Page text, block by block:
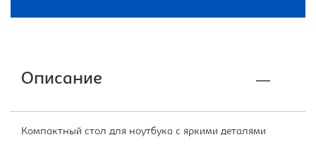
Описание
Компактный стол для ноутбука с яркими деталями